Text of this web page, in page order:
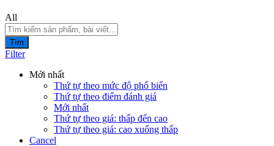
All
Tìm
Filter
Mới nhất
Thứ tự theo mức độ phổ biến
Thứ tự theo điểm đánh giá
Mới nhất
Thứ tự theo giá: thấp đến cao
Thứ tự theo giá: cao xuống thấp
Cancel